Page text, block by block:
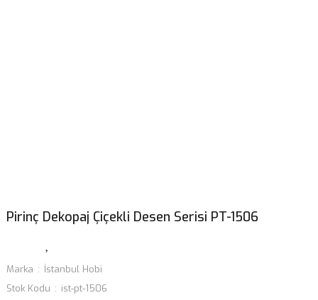
Pirinç Dekopaj Çiçekli Desen Serisi PT-1506
Marka
İstanbul Hobi
Stok Kodu
ist-pt-1506